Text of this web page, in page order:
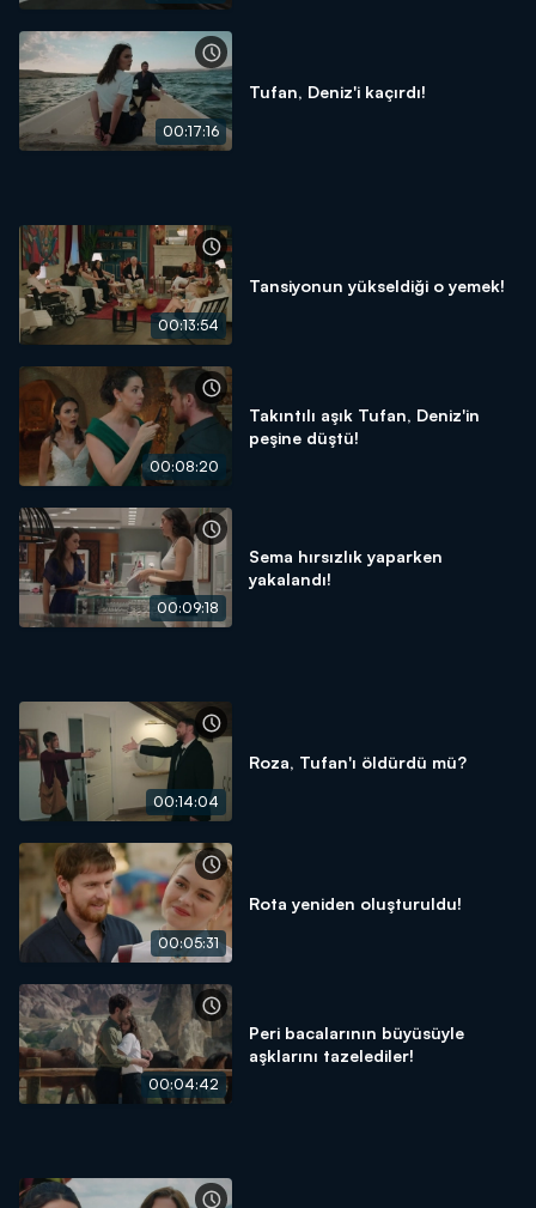
00:17:16
Tufan, Deniz'i kaçırdı!
00:13:54
Tansiyonun yükseldiği o yemek!
00:08:20
Takıntılı aşık Tufan, Deniz'in
peşine düştü!
00:09:18
Sema hırsızlık yaparken
yakalandı!
00:14:04
Roza, Tufan'ı öldürdü mü?
00:05:31
Rota yeniden oluşturuldu!
00:04:42
Peri bacalarının büyüsüyle
aşklarını tazelediler!